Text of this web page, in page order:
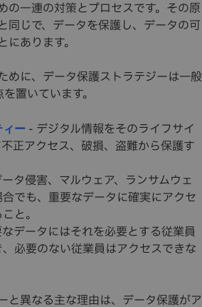
の一連の対策とプロセスです。その原
同じで、データを保護し、データの可
あります。
めに、データ保護ストラテジーは一般
置いています。
ィー - デジタル情報をそのライフサイ
正アクセス、破損、盗難から保護す
タ侵害、マルウェア、ランサムウェ
でも、重要なデータに確実にアクセ
と。
データにはそれを必要とする従業員
必要のない従業員はアクセスできな
と異なる主な理由は、データ保護がア